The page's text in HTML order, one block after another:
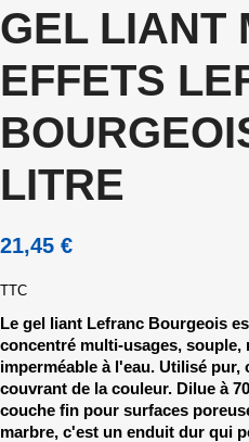
GEL LIANT
EFFETS
LITRE
21,45 €
TTC
Le gel liant Lefranc Bourgeois
concentré multi-usages,
imperméable à l'eau. Utilisé
couvrant de la couleur. Dilue à
couche fin pour surfaces
marbre, c'est un enduit dur qui